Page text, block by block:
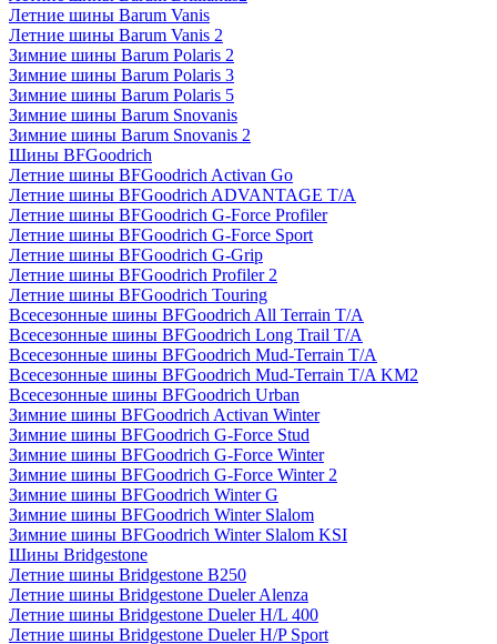
Летние шины Barum Vanis
Летние шины Barum Vanis 2
Зимние шины Barum Polaris 2
Зимние шины Barum Polaris 3
Зимние шины Barum Polaris 5
Зимние шины Barum Snovanis
Зимние шины Barum Snovanis 2
Шины BFGoodrich
Летние шины BFGoodrich Activan Go
Летние шины BFGoodrich ADVANTAGE T/A
Летние шины BFGoodrich G-Force Profiler
Летние шины BFGoodrich G-Force Sport
Летние шины BFGoodrich G-Grip
Летние шины BFGoodrich Profiler 2
Летние шины BFGoodrich Touring
Всесезонные шины BFGoodrich All Terrain T/A
Всесезонные шины BFGoodrich Long Trail T/A
Всесезонные шины BFGoodrich Mud-Terrain T/A
Всесезонные шины BFGoodrich Mud-Terrain T/A KM2
Всесезонные шины BFGoodrich Urban
Зимние шины BFGoodrich Activan Winter
Зимние шины BFGoodrich G-Force Stud
Зимние шины BFGoodrich G-Force Winter
Зимние шины BFGoodrich G-Force Winter 2
Зимние шины BFGoodrich Winter G
Зимние шины BFGoodrich Winter Slalom
Зимние шины BFGoodrich Winter Slalom KSI
Шины Bridgestone
Летние шины Bridgestone B250
Летние шины Bridgestone Dueler Alenza
Летние шины Bridgestone Dueler H/L 400
Летние шины Bridgestone Dueler H/P Sport